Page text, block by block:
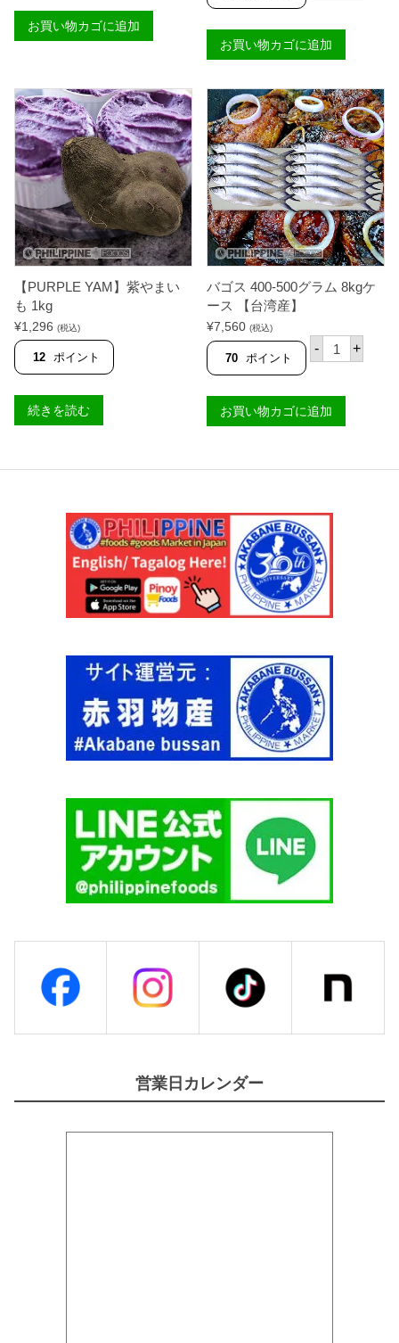
0
0
-
グ
ラ
ム
8
k
g
ケ
ー
ス
【
台
湾
産
】
個
お買い物カゴに追加
ニ
レ
リ
ノ
ン
バ
ゴ
ス
4
5
4
g
(
ミ
ル
ク
ィ
の
野
め
)
【
R
G
N
I
】
個
お買い物カゴに追加
【PURPLE YAM】紫やまい
も 1kg
¥1,296 (税込)
12 ポイント
続きを読む
バゴス 400-500グラム 8kgケ
ース 【台湾産】
¥7,560 (税込)
70 ポイント
- バ
ゴ
0
0
-
0
ム
g
ケ
ー
【
産
+
お買い物カゴに追加
営業日カレンダー